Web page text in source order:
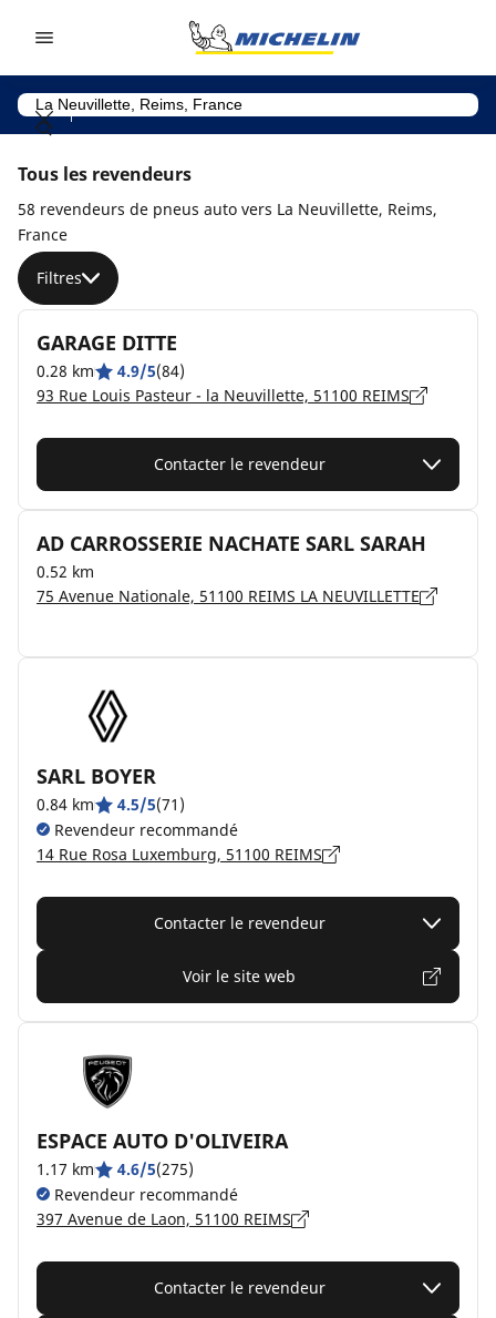
Tous les revendeurs
58 revendeurs de pneus auto vers La Neuvillette, Reims,
France
Filtres
GARAGE DITTE
0.28 km 4.9/5(84)
93 Rue Louis Pasteur - la Neuvillette, 51100 REIMS
Contacter le revendeur
AD CARROSSERIE NACHATE SARL SARAH
0.52 km
75 Avenue Nationale, 51100 REIMS LA NEUVILLETTE
SARL BOYER
0.84 km 4.5/5(71)
Revendeur recommandé
14 Rue Rosa Luxemburg, 51100 REIMS
Contacter le revendeur
Voir le site web
ESPACE AUTO D'OLIVEIRA
1.17 km 4.6/5(275)
Revendeur recommandé
397 Avenue de Laon, 51100 REIMS
Contacter le revendeur